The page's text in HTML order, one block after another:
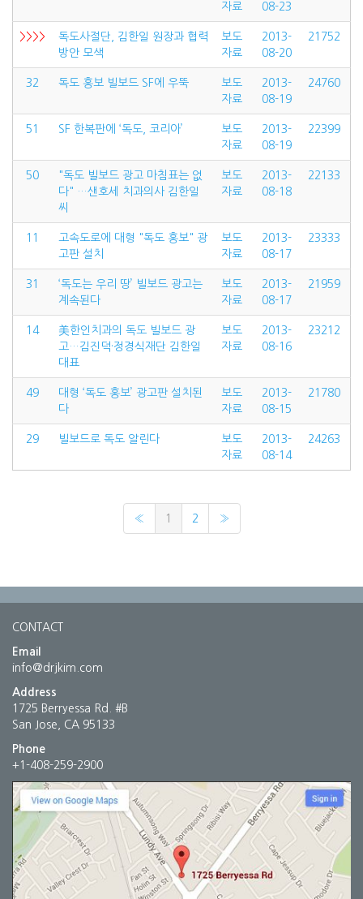
자료
08-23
>>>>
독도사절단, 김한일 원장과 협력
방안 모색
보도
자료
2013-
08-20
21752
32 독도 홍보 빌보드 SF에 우뚝
보도
자료
2013-
08-19
24760
51 SF 한복판에 ‘독도, 코리아’
보도
자료
2013-
08-19
22399
50
"독도 빌보드 광고 마침표는 없
다" …샌호세 치과의사 김한일
씨
보도
자료
2013-
08-18
22133
11
고속도로에 대형 "독도 홍보" 광
고판 설치
보도
자료
2013-
08-17
23333
31
‘독도는 우리 땅’ 빌보드 광고는
계속된다
보도
자료
2013-
08-17
21959
14
美한인치과의 독도 빌보드 광
고…김진덕·정경식재단 김한일
대표
보도
자료
2013-
08-16
23212
49
대형 ‘독도 홍보’ 광고판 설치된
다
보도
자료
2013-
08-15
21780
29 빌보드로 독도 알린다
보도
자료
2013-
08-14
24263
« 1 2 »
CONTACT
Email
info@drjkim.com
Address
1725 Berryessa Rd. #B
San Jose, CA 95133
Phone
+1-408-259-2900